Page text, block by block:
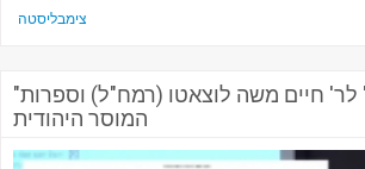
צימבליסטה
"מסילת ישרים" לר' חיים משה לוצאטו (רמח"ל) וספרות
המוסר היהודית